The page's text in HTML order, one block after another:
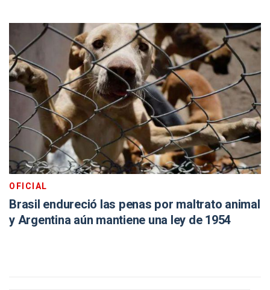
OFICIAL
Brasil endureció las penas por maltrato animal
y Argentina aún mantiene una ley de 1954